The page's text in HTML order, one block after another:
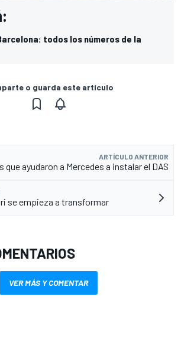
todos los números de la
o guarda este artículo
ARTÍCULO ANTERIOR
que ayudaron a Mercedes a instalar el DAS
se empieza a transformar
VER MÁS Y COMENTAR